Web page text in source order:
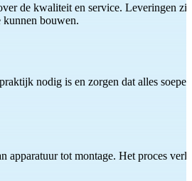
de kwaliteit en service. Leveringen
bouwen.
nodig is en zorgen dat alles
tot montage. Het proces